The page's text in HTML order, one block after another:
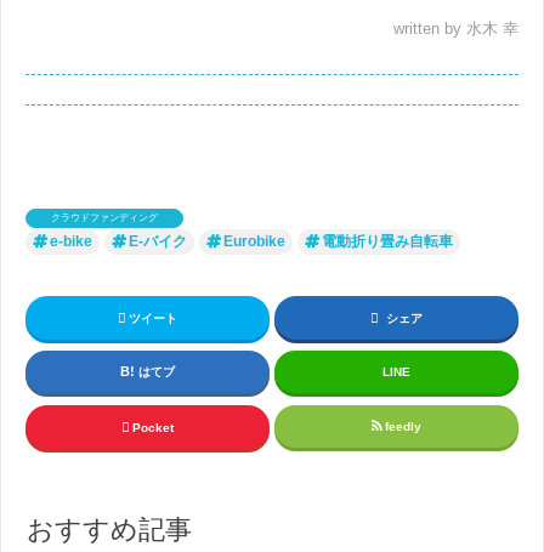
written by 水木 幸
クラウドファンディング
e-bike E-バイク Eurobike 電動折り畳み自転車
ツイート シェア
はてブ LINE
Pocket feedly
おすすめ記事